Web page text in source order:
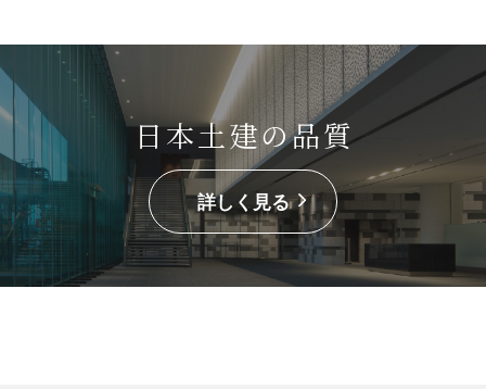
日本土建の品質
詳しく見る